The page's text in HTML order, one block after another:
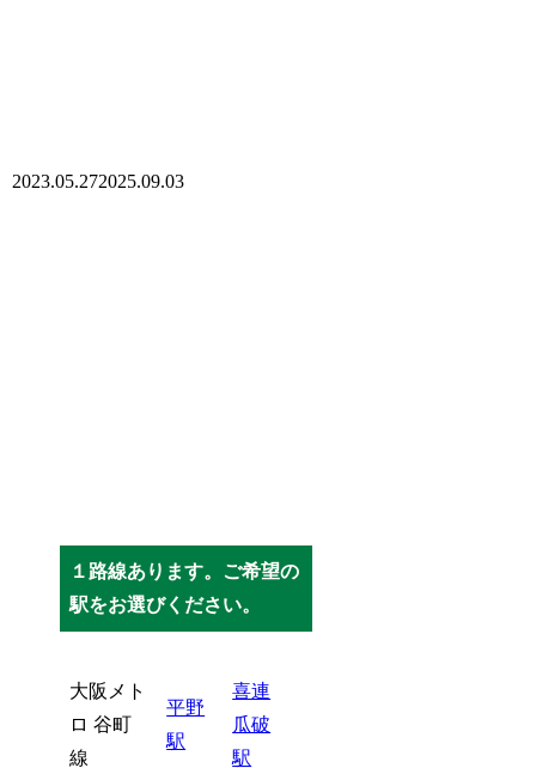
2023.05.272025.09.03
１路線あります。ご希望の
駅をお選びください。
大阪メト
ロ 谷町
線
平野
駅
喜連
瓜破
駅